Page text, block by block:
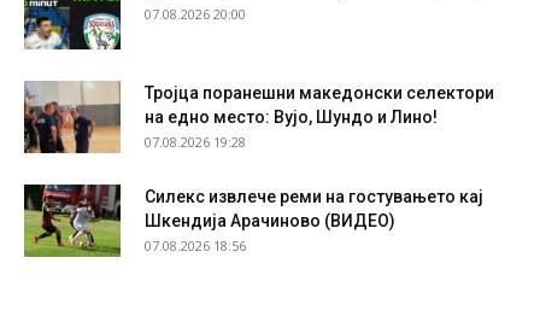
07.08.2026 20:00
Тројца поранешни македонски селектори
на едно место: Вујо, Шундо и Лино!
07.08.2026 19:28
Силекс извлече реми на гостувањето кај
Шкендија Арачиново (ВИДЕО)
07.08.2026 18:56